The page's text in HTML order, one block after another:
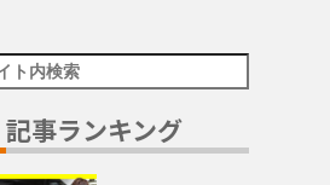
記事ランキング